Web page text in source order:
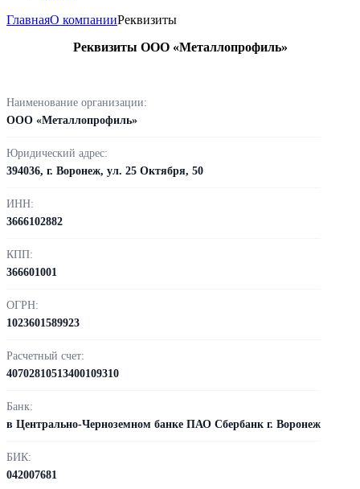
ГлавнаяО компанииРеквизиты
Реквизиты ООО «Металлопрофиль»
Наименование организации:
ООО «Металлопрофиль»
Юридический адрес:
394036, г. Воронеж, ул. 25 Октября, 50
ИНН:
3666102882
КПП:
366601001
ОГРН:
1023601589923
Расчетный счет:
40702810513400109310
Банк:
в Центрально-Черноземном банке ПАО Сбербанк г. Воронеж
БИК:
042007681